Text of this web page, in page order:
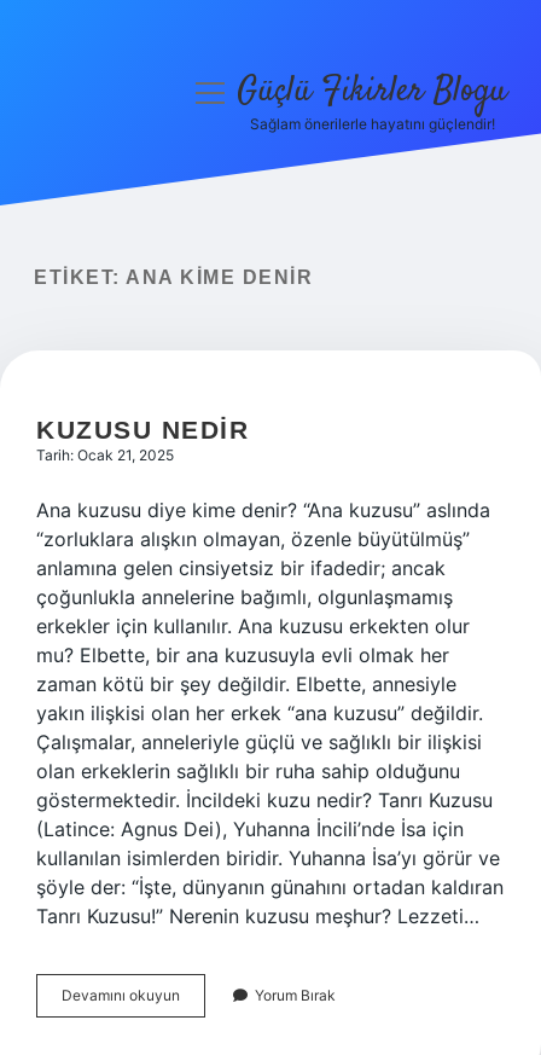
Yasal Uyarı
menüyüGüçlü Fikirler Blogu
Sağlam önerilerle hayatını güçlendir!
ETIKET: ANA KIME DENIR
KUZUSU NEDIR
Tarih: Ocak 21, 2025
Ana kuzusu diye kime denir? “Ana kuzusu” aslında
“zorluklara alışkın olmayan, özenle büyütülmüş”
anlamına gelen cinsiyetsiz bir ifadedir; ancak
çoğunlukla annelerine bağımlı, olgunlaşmamış
erkekler için kullanılır. Ana kuzusu erkekten olur
mu? Elbette, bir ana kuzusuyla evli olmak her
zaman kötü bir şey değildir. Elbette, annesiyle
yakın ilişkisi olan her erkek “ana kuzusu” değildir.
Çalışmalar, anneleriyle güçlü ve sağlıklı bir ilişkisi
olan erkeklerin sağlıklı bir ruha sahip olduğunu
göstermektedir. İncildeki kuzu nedir? Tanrı Kuzusu
(Latince: Agnus Dei), Yuhanna İncili’nde İsa için
kullanılan isimlerden biridir. Yuhanna İsa’yı görür ve
şöyle der: “İşte, dünyanın günahını ortadan kaldıran
Tanrı Kuzusu!” Nerenin kuzusu meşhur? Lezzeti…
Devamını okuyun
Nedir
Yorum Bırak